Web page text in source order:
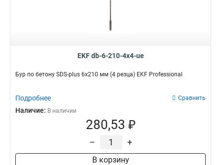
EKF db-6-210-4x4-ue
Бур по бетону SDS-plus 6х210 мм (4 резца) EKF Professional
Подробнее Сравнить
Наличие: В наличии
280,53 ₽
– +
В корзину